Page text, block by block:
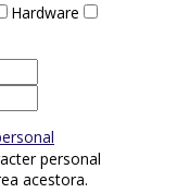
Hardware
personal
acestora.